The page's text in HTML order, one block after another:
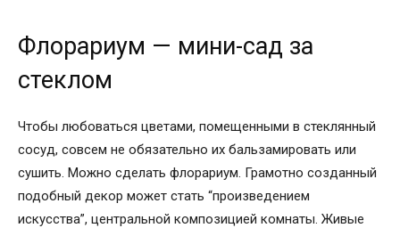
Флорариум — мини-сад за
стеклом
Чтобы любоваться цветами, помещенными в стеклянный
сосуд, совсем не обязательно их бальзамировать или
сушить. Можно сделать флорариум. Грамотно созданный
подобный декор может стать “произведением
искусства”, центральной композицией комнаты. Живые